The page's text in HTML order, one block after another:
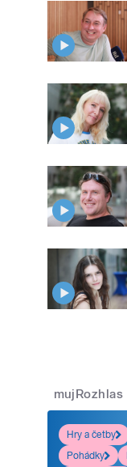
mujRozhlas
Hry a četby
Pohádky